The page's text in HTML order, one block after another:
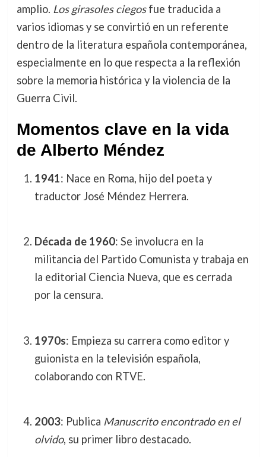
amplio. Los girasoles ciegosfue traducida a
varios idiomas y se convirtió en un referente
dentro de la literatura española contemporánea,
especialmente en lo que respecta a la reflexión
sobre la memoria histórica y la violencia de la
Guerra Civil.
Momentos clave en la vida
de Alberto Méndez
1941: Nace en Roma, hijo del poeta y
traductor José Méndez Herrera.
Década de 1960: Se involucra en la
militancia del Partido Comunista y trabaja en
la editorial Ciencia Nueva, que es cerrada
por la censura.
1970s: Empieza su carrera como editor y
guionista en la televisión española,
colaborando con RTVE.
2003: Publica Manuscrito encontrado en el
olvido, su primer libro destacado.